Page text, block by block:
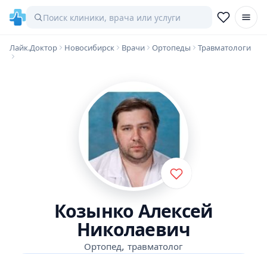
Лайк.Доктор Новосибирск Врачи Ортопеды Травматологи
Козынко Алексей
Николаевич
Ортопед, травматолог